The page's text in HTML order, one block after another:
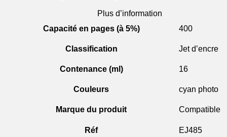
Plus d’information
Capacité en pages (à 5%)
400
Classification Jet d’encre
Contenance (ml) 16
Couleurs cyan photo
Marque du produit Compatible
Réf EJ485